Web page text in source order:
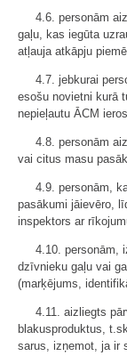
4.6. personām
gaļu, kas iegūta
atļauja atkāpju
4.7. jebkurai
esošu novietni kurā
nepieļautu ĀCM
4.8. personām
vai citus masu
4.9. personām,
pasākumi jāievēro,
inspektors ar
4.10. personām,
dzīvnieku gaļu vai
(marķējums,
4.11. aizliegts
blakusproduktus,
sarus, izņemot, ja ir